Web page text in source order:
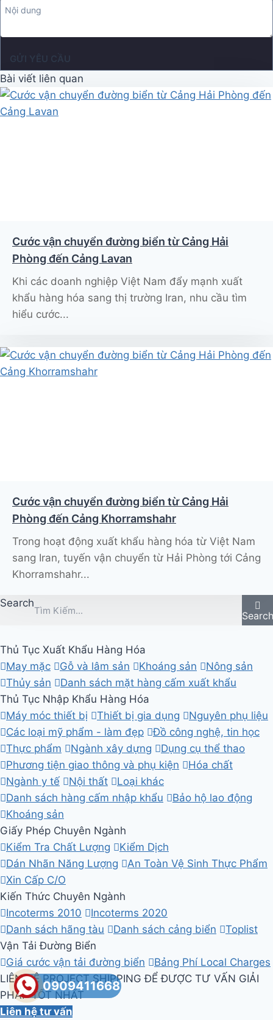
GỬI YÊU CẦU
Bài viết liên quan
Cước vận chuyển đường biển từ Cảng Hải
Phòng đến Cảng Lavan
Khi các doanh nghiệp Việt Nam đẩy mạnh xuất
khẩu hàng hóa sang thị trường Iran, nhu cầu tìm
hiểu cước...
Cước vận chuyển đường biển từ Cảng Hải
Phòng đến Cảng Khorramshahr
Trong hoạt động xuất khẩu hàng hóa từ Việt Nam
sang Iran, tuyến vận chuyển từ Hải Phòng tới Cảng
Khorramshahr...
Search
Search
Thủ Tục Xuất Khẩu Hàng Hóa
May mặc
Gỗ và lâm sản Khoáng sản
Nông sản
Thủy sản
Danh sách mặt hàng cấm xuất khẩu
Thủ Tục Nhập Khẩu Hàng Hóa
Máy móc thiết bị
Thiết bị gia dụng
Nguyên phụ liệu
Các loại mỹ phẩm - làm đẹp
Đồ công nghệ, tin học
Thực phẩm
Ngành xây dựng
Dụng cụ thể thao
Phương tiện giao thông và phụ kiện
Hóa chất
Ngành y tế
Nội thất
Loại khác
Danh sách hàng cấm nhập khẩu
Bảo hộ lao động
Khoáng sản
Giấy Phép Chuyên Ngành
Kiểm Tra Chất Lượng
Kiểm Dịch
Dán Nhãn Năng Lượng
An Toàn Vệ Sinh Thực Phẩm
Xin Cấp C/O
Kiến Thức Chuyên Ngành
Incoterms 2010
Incoterms 2020
Danh sách hãng tàu
Danh sách cảng biển
Toplist
Vận Tải Đường Biển
Giá cước vận tải đường biển
Bảng Phí Local Charges
LIÊN HỆ PROJECT SHIPPING ĐỂ ĐƯỢC TƯ VẤN GIẢI
PHÁP TỐT NHẤT
Liên hệ tư vấn
0909411668